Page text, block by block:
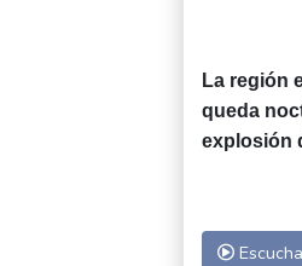
La región
queda
explosión
Escucha